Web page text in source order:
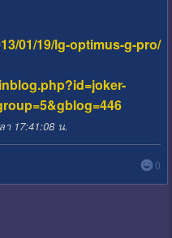
01/19/lg-optimus-g-pro/
17:41:08 น.
0